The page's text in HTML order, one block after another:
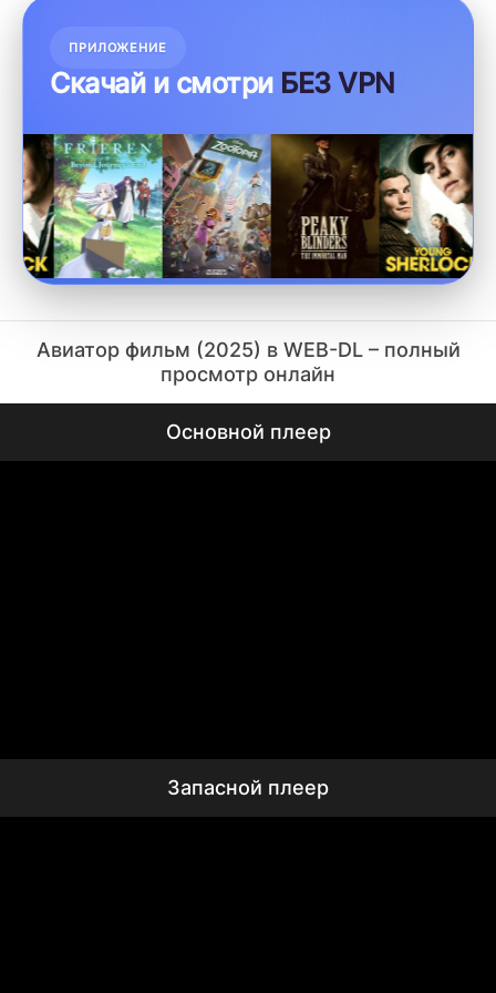
ПРИЛОЖЕНИЕ
Скачай и смотри БЕЗ VPN
Авиатор фильм (2025) в WEB-DL – полный
просмотр онлайн
Основной плеер
Запасной плеер